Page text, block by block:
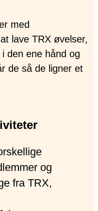
og
fra TRX,